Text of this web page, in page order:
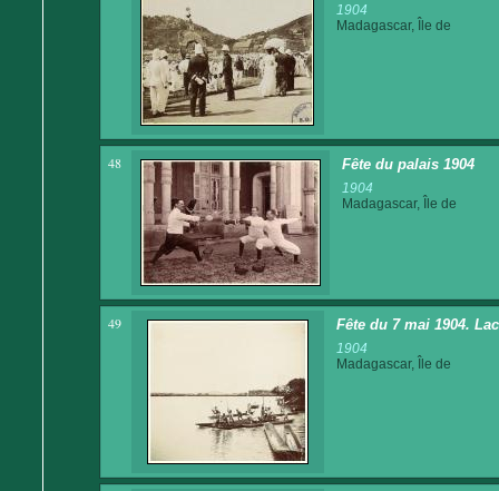
1904
Madagascar, Île de
48 Fête du palais 1904
1904
Madagascar, Île de
49 Fête du 7 mai 1904.
1904
Madagascar, Île de